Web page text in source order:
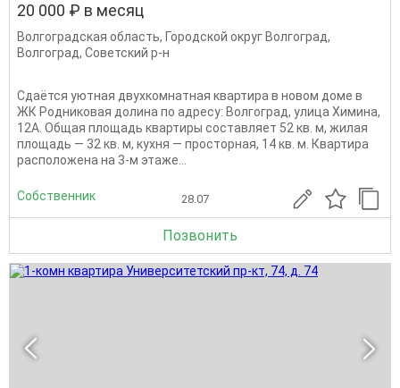
20 000 ₽ в месяц
Волгоградская область, Городской округ Волгоград,
Волгоград, Советский р-н
Сдаётся уютная двухкомнатная квартира в новом доме в
ЖК Родниковая долина по адресу: Волгоград, улица Химина,
12А. Общая площадь квартиры составляет 52 кв. м, жилая
площадь — 32 кв. м, кухня — просторная, 14 кв. м. Квартира
расположена на 3-м этаже...
Собственник 28.07
Позвонить